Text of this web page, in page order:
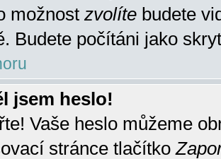
možnost zvolíte budete
Budete počítáni jako
jsem heslo!
Vaše heslo můžeme
stránce tlačítko